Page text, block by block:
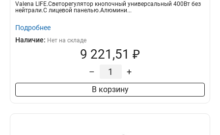
Valena LIFE.Светорегулятор кнопочный универсальный 400Вт без
нейтрали.С лицевой панелью.Алюмини...
Подробнее
Наличие: Нет на складе
9 221,51 ₽
– +
В корзину